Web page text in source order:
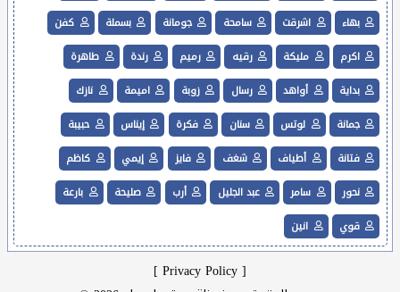
بهاء
اشرقت سامحة جومانة بسملة
كفن
اكرم
مليكة رقيه رميم رندة
طاهرة
بداية
أواهد رسال زوبة اميمة
نازك
جمانة
لوتس سنان فكرة إيناس
حبيبة
فتانة
أطياف شغف فايز إيمي
كاظم
نحور
سامر عبد الجليل أرب صليحة
بارعة
قوي
انين
[
Privacy Policy
]